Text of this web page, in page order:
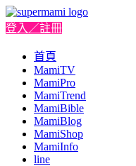
登入／註冊
首頁
MamiTV
MamiPro
MamiTrend
MamiBible
MamiBlog
MamiShop
MamiInfo
line